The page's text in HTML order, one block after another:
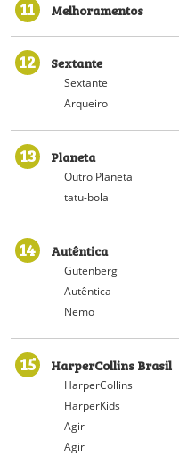
11 Melhoramentos
12 Sextante
Sextante
Arqueiro
13 Planeta
Outro Planeta
tatu-bola
14 Autêntica
Gutenberg
Autêntica
Nemo
15 HarperCollins Brasil
HarperCollins
HarperKids
Agir
Agir